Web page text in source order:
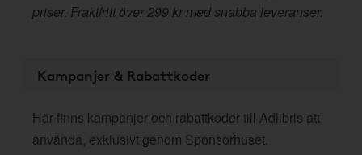
priser. Fraktfritt över 299 kr med snabba leveranser.
Kampanjer & Rabattkoder
Här finns kampanjer och rabattkoder till Adlibris att
använda, exklusivt genom Sponsorhuset.